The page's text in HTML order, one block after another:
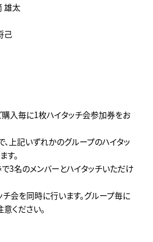
雄太
己
入毎に1枚ハイタッチ会参加券をお
上記いずれかのグループのハイタッ
す。
3名のメンバーとハイタッチいただけ
会を同時に行います。グループ毎に
ください。